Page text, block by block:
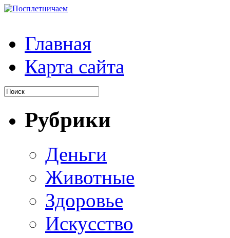
Главная
Карта сайта
Рубрики
Деньги
Животные
Здоровье
Искусство